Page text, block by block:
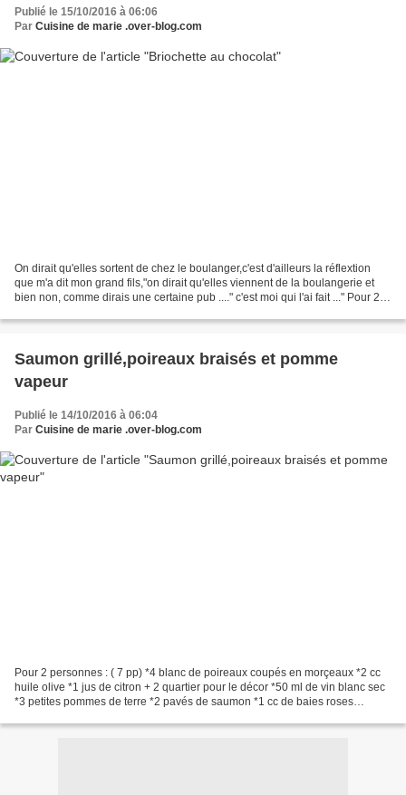
Publié le 15/10/2016 à 06:06
Par Cuisine de marie .over-blog.com
On dirait qu'elles sortent de chez le boulanger,c'est d'ailleurs la réflextion
que m'a dit mon grand fils,"on dirait qu'elles viennent de la boulangerie et
bien non, comme dirais une certaine pub ...." c'est moi qui l'ai fait ..." Pour 24
Saumon grillé,poireaux braisés et pomme
vapeur
Publié le 14/10/2016 à 06:04
Par Cuisine de marie .over-blog.com
Pour 2 personnes : ( 7 pp) *4 blanc de poireaux coupés en morçeaux *2 cc
huile olive *1 jus de citron + 2 quartier pour le décor *50 ml de vin blanc sec
*3 petites pommes de terre *2 pavés de saumon *1 cc de baies roses